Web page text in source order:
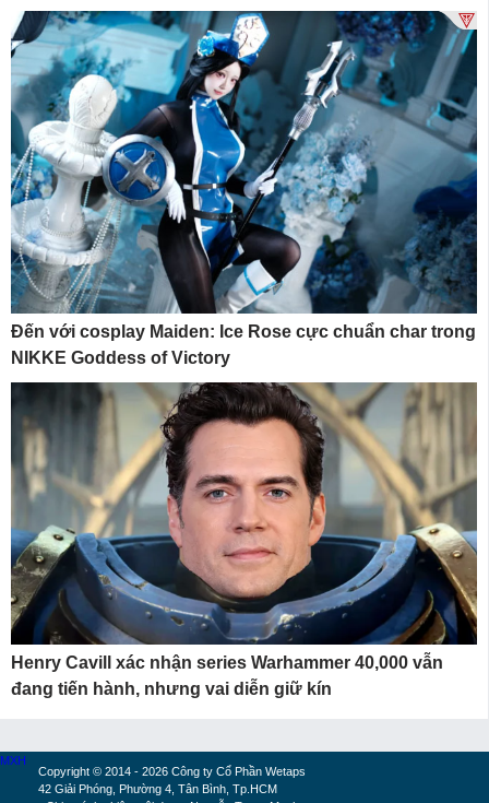
Đến với cosplay Maiden: Ice Rose cực chuẩn char trong
NIKKE Goddess of Victory
Henry Cavill xác nhận series Warhammer 40,000 vẫn
đang tiến hành, nhưng vai diễn giữ kín
Copyright © 2014 - 2026 Công ty Cổ Phần Wetaps
42 Giải Phóng, Phường 4, Tân Bình, Tp.HCM
MXH